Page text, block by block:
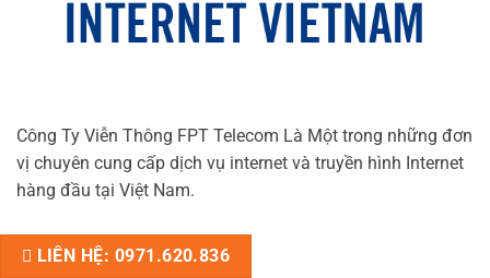
Công Ty Viễn Thông FPT Telecom Là Một trong những đơn
vị chuyên cung cấp dịch vụ internet và truyền hình Internet
hàng đầu tại Việt Nam.
LIÊN HỆ: 0971.620.836